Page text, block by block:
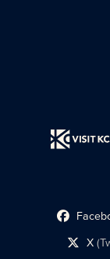
lien du
X
lien